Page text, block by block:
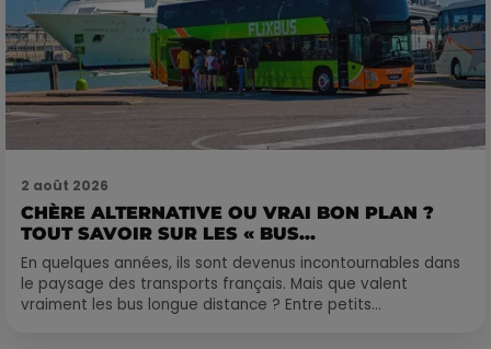
2 août 2026
CHÈRE ALTERNATIVE OU VRAI BON PLAN ?
TOUT SAVOIR SUR LES « BUS...
En quelques années, ils sont devenus incontournables dans
le paysage des transports français. Mais que valent
vraiment les bus longue distance ? Entre petits...